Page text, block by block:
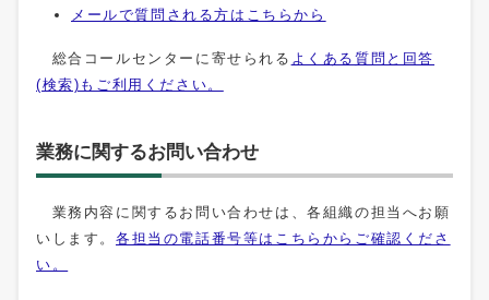
メールで質問される方はこちらから
総合コールセンターに寄せられる よくある質問と回答
(検索)もご利用ください。
業務に関するお問い合わせ
業務内容に関するお問い合わせは、各組織の担当へお願
いします。 各担当の電話番号等はこちらからご確認くださ
い。